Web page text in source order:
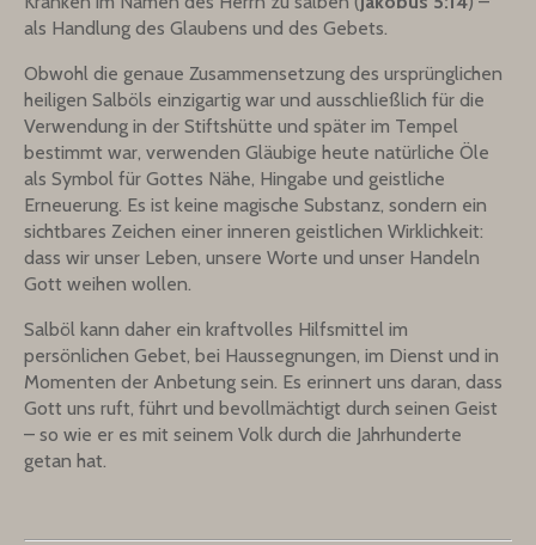
als Handlung des Glaubens und des Gebets.
Obwohl die genaue Zusammensetzung des ursprünglichen
heiligen Salböls einzigartig war und ausschließlich für die
Verwendung in der Stiftshütte und später im Tempel
bestimmt war, verwenden Gläubige heute natürliche Öle
als Symbol für Gottes Nähe, Hingabe und geistliche
Erneuerung. Es ist keine magische Substanz, sondern ein
sichtbares Zeichen einer inneren geistlichen Wirklichkeit:
dass wir unser Leben, unsere Worte und unser Handeln
Gott weihen wollen.
Salböl kann daher ein kraftvolles Hilfsmittel im
persönlichen Gebet, bei Haussegnungen, im Dienst und in
Momenten der Anbetung sein. Es erinnert uns daran, dass
Gott uns ruft, führt und bevollmächtigt durch seinen Geist
– so wie er es mit seinem Volk durch die Jahrhunderte
getan hat.